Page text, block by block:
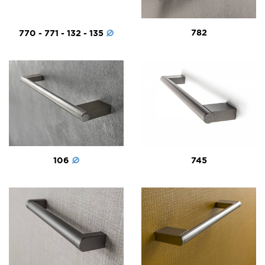
770 - 771 - 132 - 135 782
106 745